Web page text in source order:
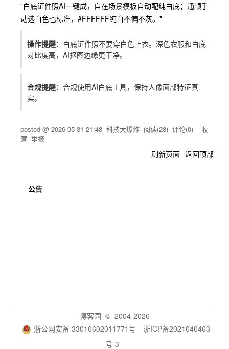
"白底证件照AI一键成，自在场景模板自动配纯白底；通顺手
动选白色也标准，#FFFFFF纯白不偏不灰。"
操作提醒：白底证件照不要穿白色上衣。深色衣服和白底
对比度高，AI抠图边缘更干净。
合规提醒：合规使用AI白底工具，保持人像面部特征真
实。
posted @ 2026-05-31 21:48 科技大爆炸 阅读(28) 评论(0) 收
藏 举报
刷新页面 返回顶部
公告
博客园 © 2004-2026
浙公网安备 33010602011771号
浙ICP备2021040463
号-3